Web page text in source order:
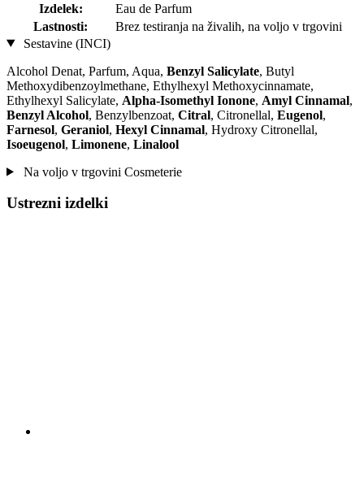
Izdelek:
Eau de Parfum
Lastnosti:
Brez testiranja na živalih, na voljo v trgovini
Sestavine (INCI)
Alcohol Denat, Parfum, Aqua, Benzyl Salicylate, Butyl
Methoxydibenzoylmethane, Ethylhexyl Methoxycinnamate,
Ethylhexyl Salicylate, Alpha-Isomethyl Ionone, Amyl Cinnamal,
Benzyl Alcohol, Benzylbenzoat, Citral, Citronellal, Eugenol,
Farnesol, Geraniol, Hexyl Cinnamal, Hydroxy Citronellal,
Isoeugenol, Limonene, Linalool
Na voljo v trgovini Cosmeterie
Ustrezni izdelki